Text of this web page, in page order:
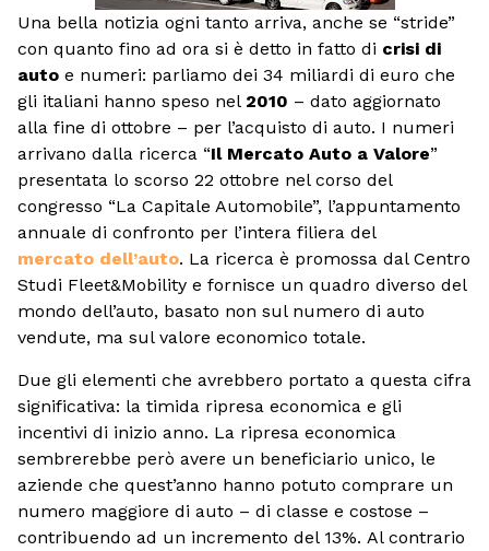
Una bella notizia ogni tanto arriva, anche se “stride”
con quanto fino ad ora si è detto in fatto di crisi di
auto e numeri: parliamo dei 34 miliardi di euro che
gli italiani hanno speso nel 2010 – dato aggiornato
alla fine di ottobre – per l’acquisto di auto. I numeri
arrivano dalla ricerca “Il Mercato Auto a Valore”
presentata lo scorso 22 ottobre nel corso del
congresso “La Capitale Automobile”, l’appuntamento
annuale di confronto per l’intera filiera del
mercato dell’auto. La ricerca è promossa dal Centro
Studi Fleet&Mobility e fornisce un quadro diverso del
mondo dell’auto, basato non sul numero di auto
vendute, ma sul valore economico totale.
Due gli elementi che avrebbero portato a questa cifra
significativa: la timida ripresa economica e gli
incentivi di inizio anno. La ripresa economica
sembrerebbe però avere un beneficiario unico, le
aziende che quest’anno hanno potuto comprare un
numero maggiore di auto – di classe e costose –
contribuendo ad un incremento del 13%. Al contrario